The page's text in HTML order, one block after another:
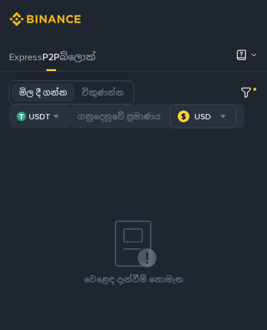
ExpressP2Pබ්ලොක්
මිල දී ගන්න විකුණන්න
USDT USD
වෙළෙඳ දැන්වීම් නොමැත